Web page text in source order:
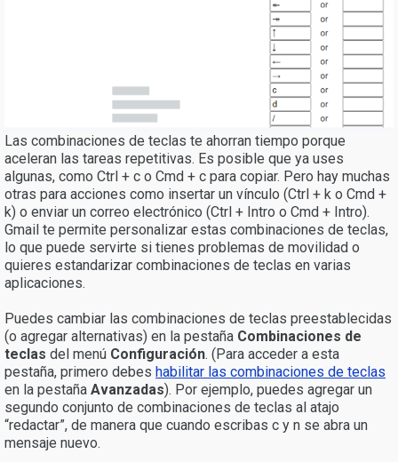
Las combinaciones de teclas te ahorran tiempo porque
aceleran las tareas repetitivas. Es posible que ya uses
algunas, como Ctrl + c o Cmd + c para copiar. Pero hay muchas
otras para acciones como insertar un vínculo (Ctrl + k o Cmd +
k) o enviar un correo electrónico (Ctrl + Intro o Cmd + Intro).
Gmail te permite personalizar estas combinaciones de teclas,
lo que puede servirte si tienes problemas de movilidad o
quieres estandarizar combinaciones de teclas en varias
aplicaciones.
Puedes cambiar las combinaciones de teclas preestablecidas
(o agregar alternativas) en la pestaña Combinaciones de
teclas del menú Configuración. (Para acceder a esta
pestaña, primero debes habilitar las combinaciones de teclas
en la pestaña Avanzadas). Por ejemplo, puedes agregar un
segundo conjunto de combinaciones de teclas al atajo
“redactar”, de manera que cuando escribas c y n se abra un
mensaje nuevo.